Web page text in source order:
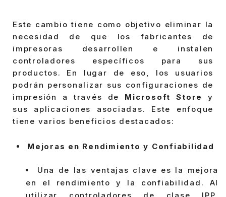
Este cambio tiene como objetivo eliminar la
necesidad de que los fabricantes de
impresoras desarrollen e instalen
controladores específicos para sus
productos. En lugar de eso, los usuarios
podrán personalizar sus configuraciones de
impresión a través de Microsoft Store
y
sus aplicaciones asociadas. Este enfoque
tiene varios beneficios destacados:
Mejoras en Rendimiento y Confiabilidad
Una de las ventajas clave es la mejora
en el rendimiento y la confiabilidad. Al